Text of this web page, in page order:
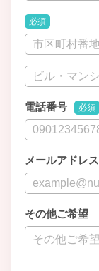
必須
電話番号 必須
メールアドレス
その他ご希望